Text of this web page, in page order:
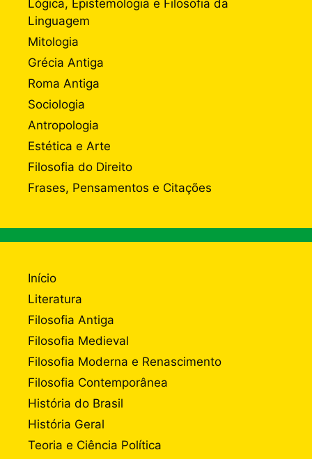
Lógica, Epistemologia e Filosofia da
Linguagem
Mitologia
Grécia Antiga
Roma Antiga
Sociologia
Antropologia
Estética e Arte
Filosofia do Direito
Frases, Pensamentos e Citações
Início
Literatura
Filosofia Antiga
Filosofia Medieval
Filosofia Moderna e Renascimento
Filosofia Contemporânea
História do Brasil
História Geral
Teoria e Ciência Política